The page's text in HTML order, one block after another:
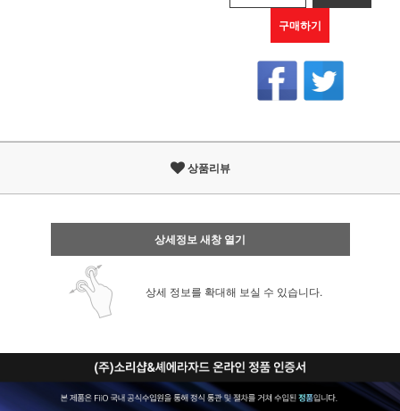
구매하기
상품리뷰
상세정보 새창 열기
상세 정보를 확대해 보실 수 있습니다.